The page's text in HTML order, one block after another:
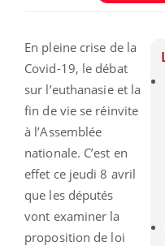
En pleine crise de la
Covid-19, le débat
sur l’euthanasie et la
fin de vie se réinvite
à l’Assemblée
nationale. C’est en
effet ce jeudi 8 avril
que les députés
vont examiner la
proposition de loi